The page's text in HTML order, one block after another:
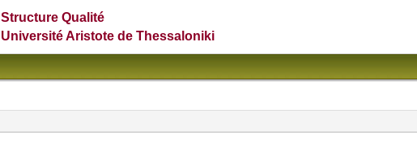
Structure Qualité
Université Aristote de Thessaloniki